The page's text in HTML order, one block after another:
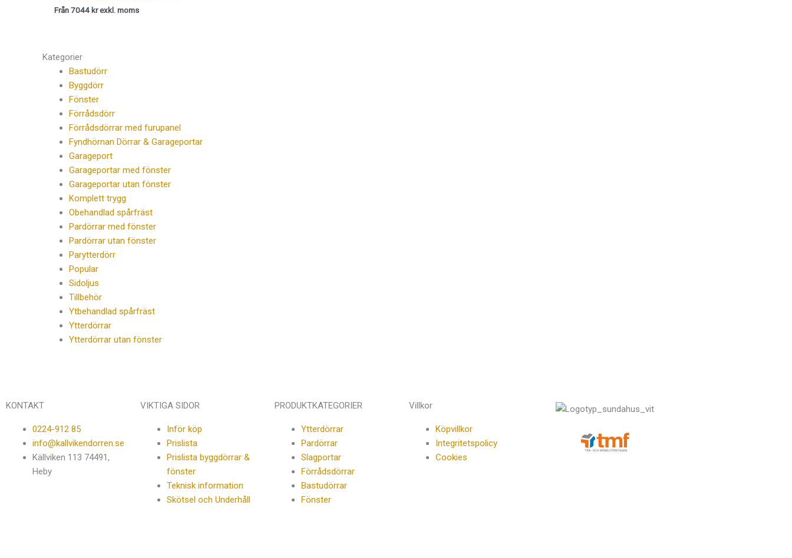
Från 7044 kr exkl. moms
Kategorier
Bastudörr
Byggdörr
Fönster
Förrådsdörr
Förrådsdörrar med furupanel
Fyndhörnan Dörrar & Garageportar
Garageport
Garageportar med fönster
Garageportar utan fönster
Komplett trygg
Obehandlad spårfräst
Pardörrar med fönster
Pardörrar utan fönster
Parytterdörr
Popular
Sidoljus
Tillbehör
Ytbehandlad spårfräst
Ytterdörrar
Ytterdörrar utan fönster
KONTAKT
0224-912 85
info@kallvikendorren.se
Källviken 113 74491,
Heby
VIKTIGA SIDOR
Inför köp
Prislista
Prislista byggdörrar &
fönster
Teknisk information
Skötsel och Underhåll
PRODUKTKATEGORIER
Ytterdörrar
Pardörrar
Slagportar
Förrådsdörrar
Bastudörrar
Fönster
Villkor
Köpvillkor
Integritetspolicy
Cookies